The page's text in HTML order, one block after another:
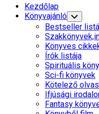
Kezdőlap
Current
Page
Parent
Könyvajánló Toggle
Child
Menu
Bestseller
Könyves
Írók listája
Current
Page
Parent
Spirituális
Sci-fi könyvek
Kötelező
Ifjúsági
Fantasy